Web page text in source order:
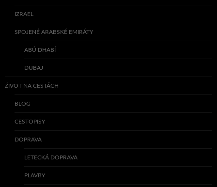
IZRAEL
SPOJENÉ ARABSKÉ EMIRÁTY
ABÚ DHABÍ
DUBAJ
ŽIVOT NA CESTÁCH
BLOG
CESTOPISY
DOPRAVA
LETECKÁ DOPRAVA
PLAVBY